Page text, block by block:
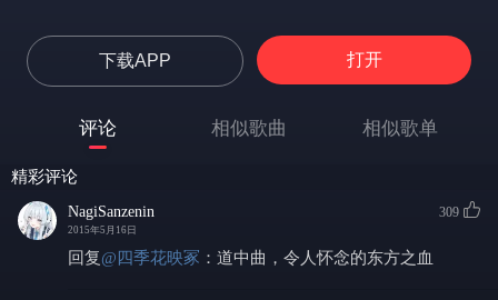
下载APP 打开
评论 相似歌曲 相似歌单
精彩评论
NagiSanzenin
2015年5月16日
309
回复@ 四季花映冢 ： 道中曲，令人怀念的东方之血